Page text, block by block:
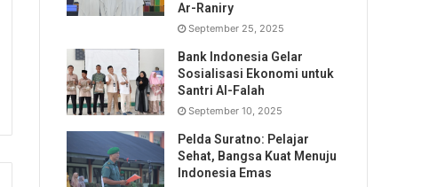
Ar-Raniry
September 25, 2025
Bank Indonesia Gelar
Sosialisasi Ekonomi untuk
Santri Al-Falah
September 10, 2025
Pelda Suratno: Pelajar
Sehat, Bangsa Kuat Menuju
Indonesia Emas